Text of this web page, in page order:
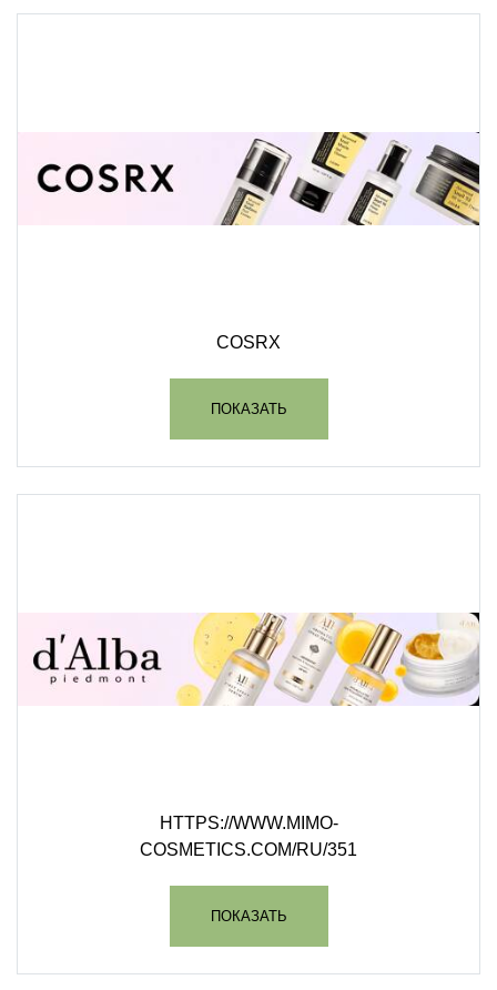
COSRX
ПОКАЗАТЬ
HTTPS://WWW.MIMO-
COSMETICS.COM/RU/351
ПОКАЗАТЬ